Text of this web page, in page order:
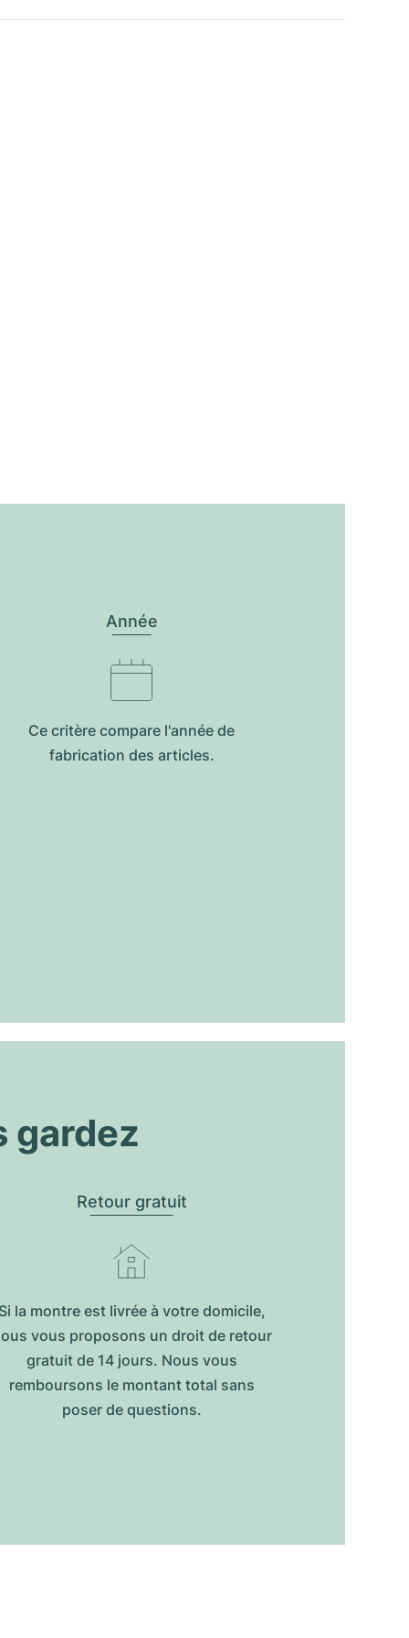
Année
Ce critère compare l'année de
fabrication des articles.
gardez
Retour gratuit
la montre est livrée à votre domicile,
vous proposons un droit de retour
gratuit de 14 jours. Nous vous
remboursons le montant total sans
poser de questions.